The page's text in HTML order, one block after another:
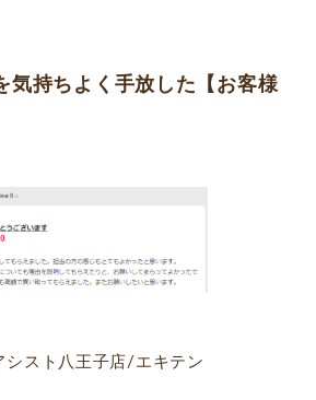
気持ちよく手放した【お客様
シスト八王子店/エキテン